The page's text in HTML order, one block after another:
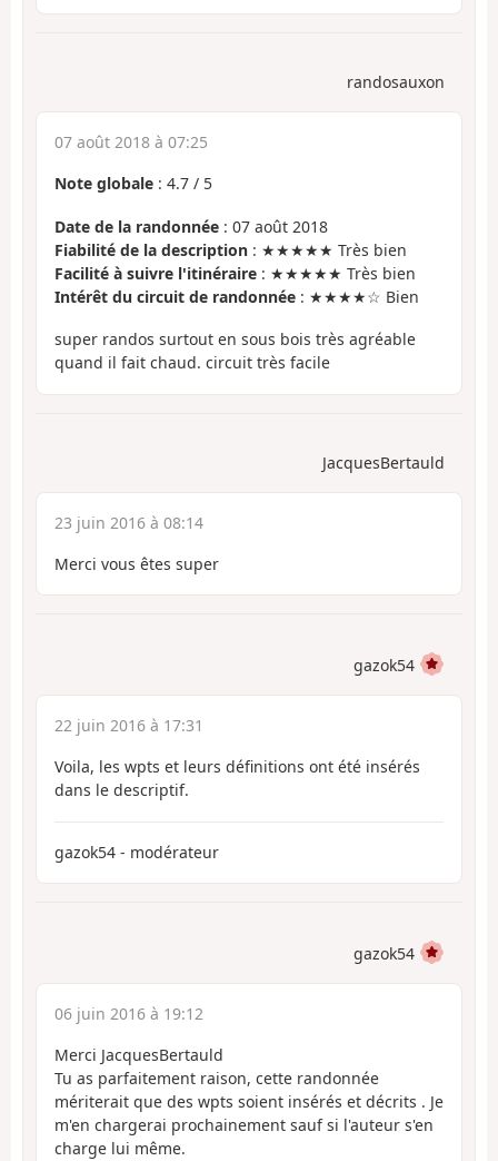
randosauxon
07 août 2018 à 07:25
Note globale : 4.7 / 5
Date de la randonnée : 07 août 2018
Fiabilité de la description : ★★★★★ Très bien
Facilité à suivre l'itinéraire : ★★★★★ Très bien
Intérêt du circuit de randonnée : ★★★★☆ Bien
super randos surtout en sous bois très agréable
quand il fait chaud. circuit très facile
JacquesBertauld
23 juin 2016 à 08:14
Merci vous êtes super
gazok54
22 juin 2016 à 17:31
Voila, les wpts et leurs définitions ont été insérés
dans le descriptif.
gazok54 - modérateur
gazok54
06 juin 2016 à 19:12
Merci JacquesBertauld
Tu as parfaitement raison, cette randonnée
mériterait que des wpts soient insérés et décrits . Je
m'en chargerai prochainement sauf si l'auteur s'en
charge lui même.